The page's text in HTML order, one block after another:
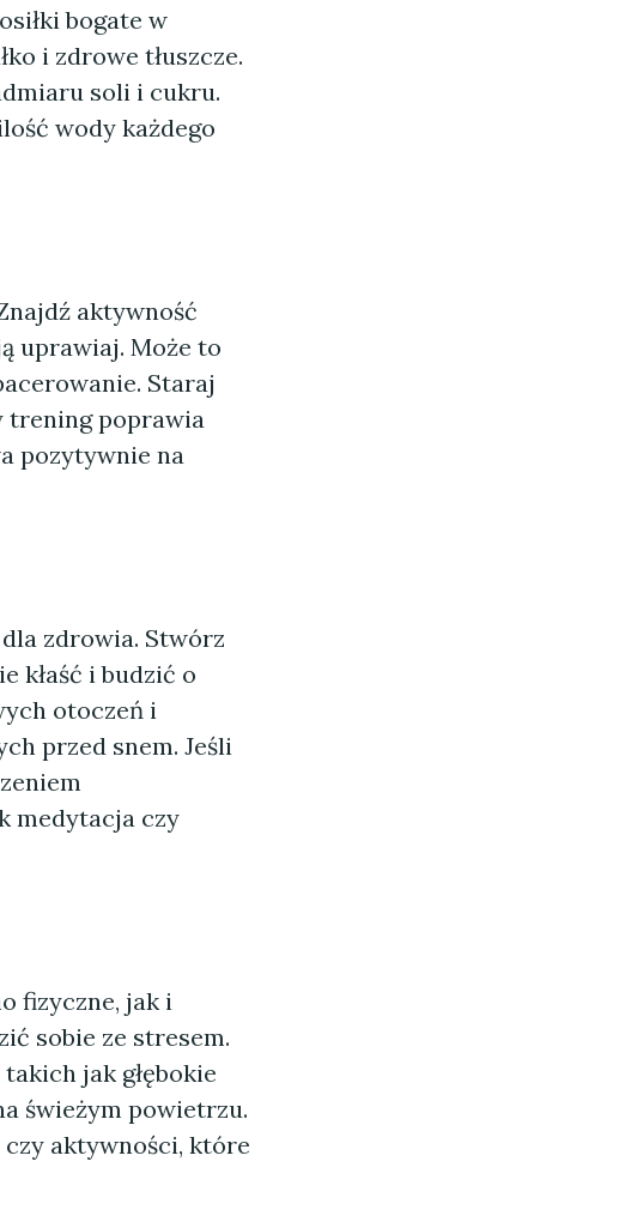
bogate w
i zdrowe tłuszcze.
soli i cukru.
wody każdego
aktywność
uprawiaj. Może to
Staraj
trening poprawia
pozytywnie na
zdrowia. Stwórz
kłaść i budzić o
otoczeń i
przed snem. Jeśli
medytacja czy
fizyczne, jak i
sobie ze stresem.
jak głębokie
świeżym powietrzu.
czy aktywności, które